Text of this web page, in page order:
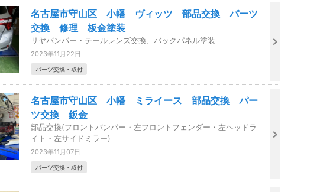
名古屋市守山区 小幡 ヴィッツ 部品交換 パーツ
交換 修理 板金塗装
リヤバンパー・テールレンズ交換、バックパネル塗装
2023年11月22日
パーツ交換・取付
名古屋市守山区 小幡 ミライース 部品交換 パー
ツ交換 鈑金
部品交換(フロントバンパー・左フロントフェンダー・左ヘッドラ
イト・左サイドミラー)
2023年11月07日
パーツ交換・取付